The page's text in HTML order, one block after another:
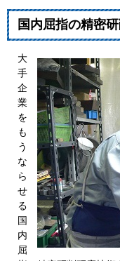
国内屈指の精密
大
手
企
業
を
も
う
な
ら
せ
る
国
内
屈